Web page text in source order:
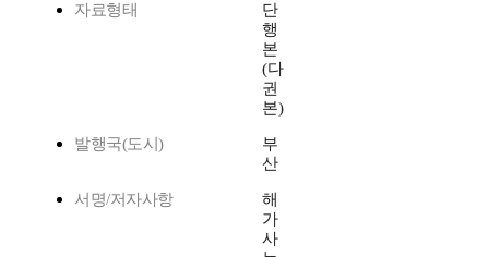
자료형태
단
행
본
(다
권
본)
발행국(도시)
부
산
서명/저자사항
해
가
사